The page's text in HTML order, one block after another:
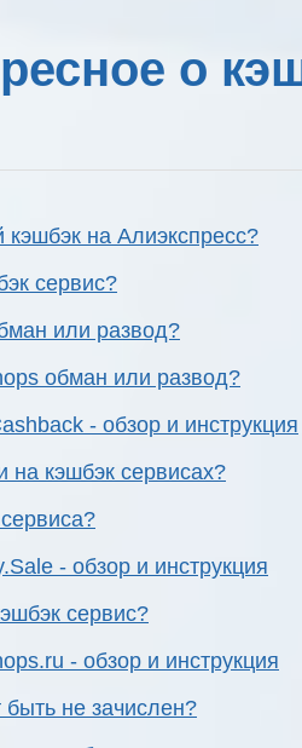
о
кэшбэк на Алиэкспресс?
сервис?
или развод?
обман или развод?
- обзор и инструкция
на кэшбэк сервисах?
- обзор и инструкция
сервис?
- обзор и инструкция
не зачислен?